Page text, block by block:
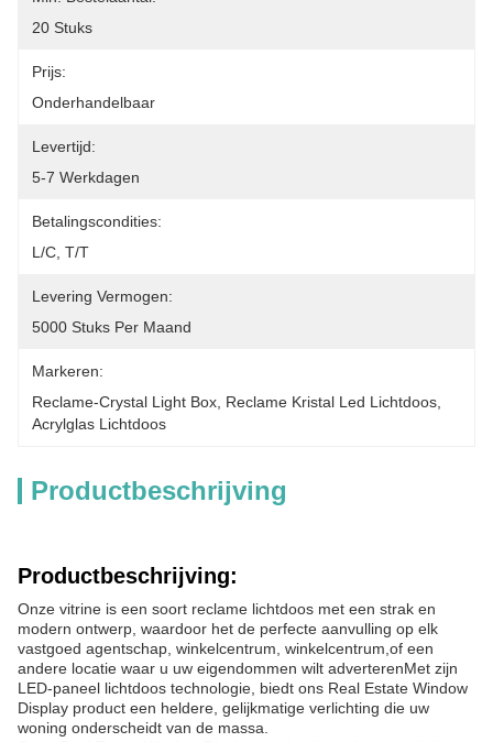
20 Stuks
Prijs:
Onderhandelbaar
Levertijd:
5-7 Werkdagen
Betalingscondities:
L/C, T/T
Levering Vermogen:
5000 Stuks Per Maand
Markeren:
Reclame-Crystal Light Box Reclame Kristal Led Lichtdoos
Acrylglas Lichtdoos
Productbeschrijving
Productbeschrijving:
Onze vitrine is een soort reclame lichtdoos met een strak en
modern ontwerp, waardoor het de perfecte aanvulling op elk
vastgoed agentschap, winkelcentrum, winkelcentrum,of een
andere locatie waar u uw eigendommen wilt adverterenMet zijn
LED-paneel lichtdoos technologie, biedt ons Real Estate Window
Display product een heldere, gelijkmatige verlichting die uw
woning onderscheidt van de massa.